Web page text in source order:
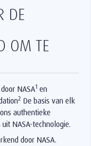
DE
OM TE
NASA1 en
2 De basis van elk
authentieke
NASA-technologie.
door NASA.